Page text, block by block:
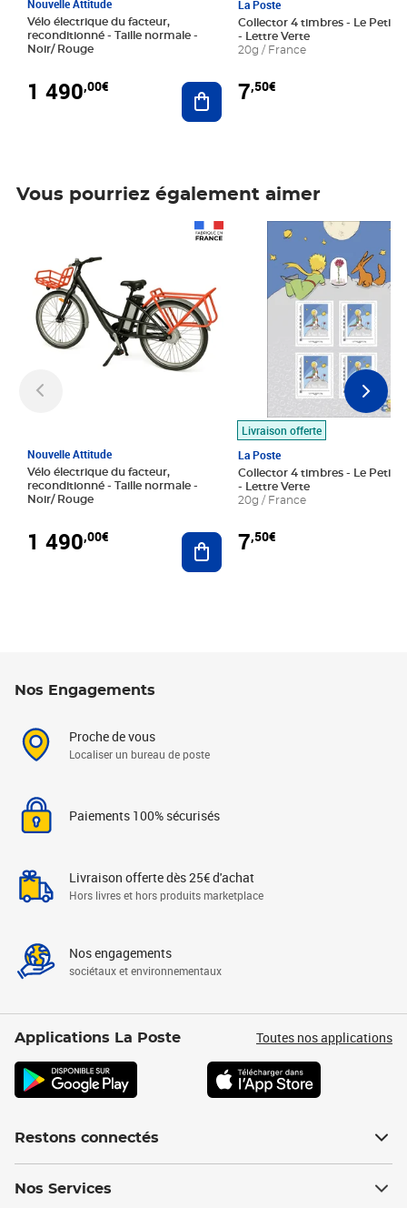
Nouvelle Attitude
Vélo électrique du facteur,
reconditionné - Taille normale -
Noir/ Rouge
1 490,00€ Ajouter au panier
La Poste
Collector 4 timbres - Le Petit
- Lettre Verte
20g / France
7,50€
Vous pourriez également aimer
Nouvelle Attitude
Vélo électrique du facteur,
reconditionné - Taille normale -
Noir/ Rouge
1 490,00€ Ajouter au panier
Livraison offerte
La Poste
Collector 4 timbres - Le Petit
- Lettre Verte
20g / France
7,50€
Prix 7,50€
Nos Engagements
Proche de vous
Localiser un bureau de poste
Paiements 100% sécurisés
Livraison offerte dès 25€ d'achat
Hors livres et hors produits marketplace
Nos engagements
sociétaux et environnementaux
Applications La Poste Toutes nos applications
Restons connectés
Nos Services